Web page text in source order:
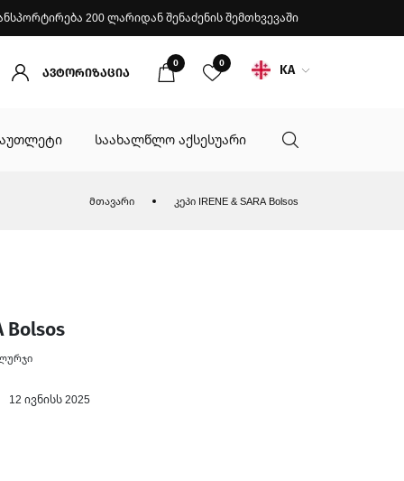
200 ლარიდან შენაძენის შემთხვევაში
ავტორიზაცია
0 0 KA
აუთლეტი საახალწლო აქსესუარი
მთავარი კეპი IRENE & SARA Bolsos
Bolsos
12 ივნისს 2025